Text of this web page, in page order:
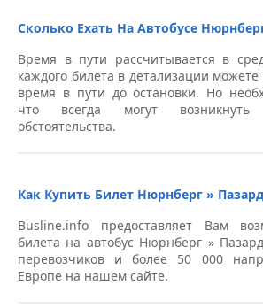
Сколько Ехать На Автобусе
Время в пути рассчитывается в
каждого билета в детализации
время в пути до остановки. Но
что всегда могут возникнуть
обстоятельства.
Как Купить Билет Нюрнберг »
Busline.info предоставляет Вам
билета на автобус Нюрнберг »
перевозчиков и более 50 000
Европе на нашем сайте.